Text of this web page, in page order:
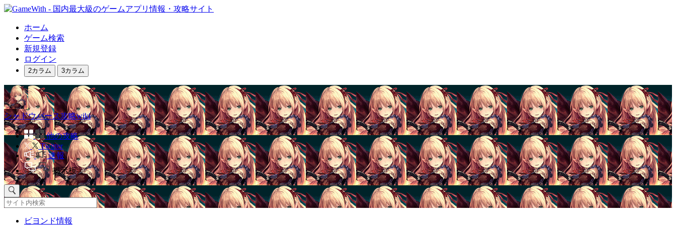
ホーム
ゲーム検索
新規登録
ログイン
2カラム 3カラム
シャドウバース攻略wiki
他の攻略
Twitter
速報
掲示板
ビヨンド情報